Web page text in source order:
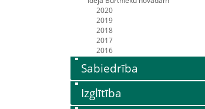
2020
2019
2018
2017
2016
Sabiedrība
Izglītība